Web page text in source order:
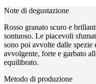
Note di degustazione
Rosso granato scuro e
sontuoso. Le piacevoli
sono poi avvolte dalle
avvolgente, forte e garbato
equilibrato.
Metodo di produzione